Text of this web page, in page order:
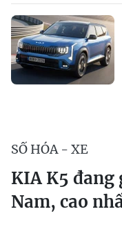
SỐ HÓA - XE
KIA K5
Nam, cao